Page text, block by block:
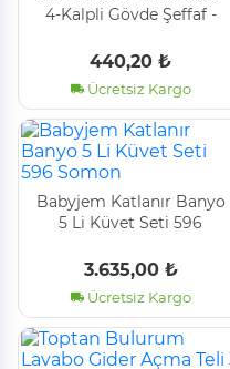
4-Kalpli̇ Gövde Şeffaf -
Kri̇stal Sıvı Sabunluk
220Ml (5314)
440,20 ₺
Ücretsiz Kargo
Babyjem Katlanır Banyo
5 Li̇ Küvet Seti̇ 596
3.635,00 ₺
Ücretsiz Kargo